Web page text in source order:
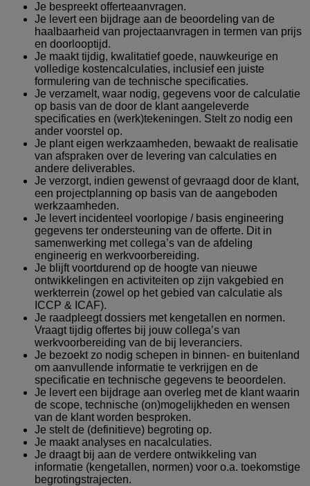
Je bespreekt offerteaanvragen.
Je levert een bijdrage aan de beoordeling van de
haalbaarheid van projectaanvragen in termen van prijs
en doorlooptijd.
Je maakt tijdig, kwalitatief goede, nauwkeurige en
volledige kostencalculaties, inclusief een juiste
formulering van de technische specificaties.
Je verzamelt, waar nodig, gegevens voor de calculatie
op basis van de door de klant aangeleverde
specificaties en (werk)tekeningen. Stelt zo nodig een
ander voorstel op.
Je plant eigen werkzaamheden, bewaakt de realisatie
van afspraken over de levering van calculaties en
andere deliverables.
Je verzorgt, indien gewenst of gevraagd door de klant,
een projectplanning op basis van de aangeboden
werkzaamheden.
Je levert incidenteel voorlopige / basis engineering
gegevens ter ondersteuning van de offerte. Dit in
samenwerking met collega’s van de afdeling
engineerig en werkvoorbereiding.
Je blijft voortdurend op de hoogte van nieuwe
ontwikkelingen en activiteiten op zijn vakgebied en
werkterrein (zowel op het gebied van calculatie als
ICCP & ICAF).
Je raadpleegt dossiers met kengetallen en normen.
Vraagt tijdig offertes bij jouw collega’s van
werkvoorbereiding van de bij leveranciers.
Je bezoekt zo nodig schepen in binnen- en buitenland
om aanvullende informatie te verkrijgen en de
specificatie en technische gegevens te beoordelen.
Je levert een bijdrage aan overleg met de klant waarin
de scope, technische (on)mogelijkheden en wensen
van de klant worden besproken.
Je stelt de (definitieve) begroting op.
Je maakt analyses en nacalculaties.
Je draagt bij aan de verdere ontwikkeling van
informatie (kengetallen, normen) voor o.a. toekomstige
begrotingstrajecten.